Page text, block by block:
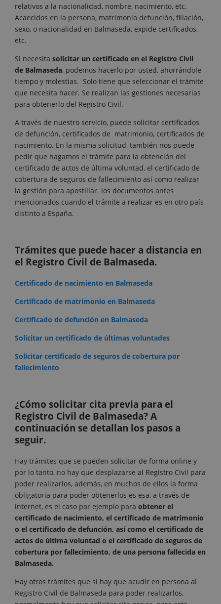
relativos a la nacionalidad, nombre, nacimiento, etc.
Acaecidos en la persona, matrimonio defunción, filiación,
sexo, o nacionalidad en Balmaseda, expide certificados,
etc.
Si necesita solicitar un certificado en el Registro Civil
de Balmaseda, podemos hacerlo por usted, ahorrándole
tiempo y molestias. Solo tiene que seleccionar el trámite
que necesita hacer. Se realizan las gestiones necesarias
para obtenerlo del Registro Civil.
A través de nuestro servicio, puede solicitar certificados
de defunción, certificados de matrimonio, certificados de
nacimiento. En la misma solicitud, también nos puede
pedir que hagamos el trámite para la obtención del
certificado de actos de última voluntad, el certificado de
cobertura de seguros de fallecimiento así como realizar
la gestión para apostillar los documentos antes
mencionados cuando el trámite a realizar es en otro país
distinto a España.
Trámites que puede hacer a distancia en
el Registro Civil de Balmaseda.
Certificado de nacimiento en Balmaseda
Certificado de matrimonio en Balmaseda
Certificado de defunción en Balmaseda
Solicitar un certificado de últimas voluntades
Solicitar certificado de seguros de cobertura por
fallecimiento
¿Cómo solicitar cita previa para el
Registro Civil de Balmaseda? A
continuación se detallan los pasos a
seguir.
Hay trámites que se pueden solicitar de forma online y
por lo tanto, no hay que desplazarse al Registro Civil para
poder realizarlos, además, en muchos de ellos la forma
obligatoria para poder obtenerlos es esa, a través de
internet, es el caso por ejemplo para obtener el
certificado de nacimiento, el certificado de matrimonio
o el certificado de defunción, así como el certificado de
actos de última voluntad o el certificado de seguros de
cobertura por fallecimiento, de una persona fallecida en
Balmaseda.
Hay otros trámites que sí hay que acudir en persona al
Registro Civil de Balmaseda para poder realizarlos,